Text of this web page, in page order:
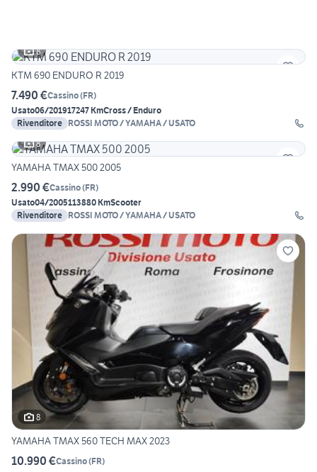
8
KTM 690 ENDURO R 2019
7.490 €Cassino(FR)
Usato06/201917247 KmCross / Enduro
Rivenditore ROSSI MOTO / YAMAHA / USATO
8
YAMAHA TMAX 500 2005
2.990 €Cassino(FR)
Usato04/2005113880 KmScooter
Rivenditore ROSSI MOTO / YAMAHA / USATO
8
YAMAHA TMAX 560 TECH MAX 2023
10.990 €Cassino(FR)